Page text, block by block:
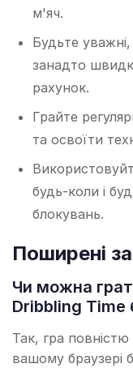
м'яч.
Будьте
занадто
рахунок.
Грайте
та освоїти
будь-коли і
блокувань.
Поширені
Чи можна
Dribbling Time
Так, гра
вашому браузері